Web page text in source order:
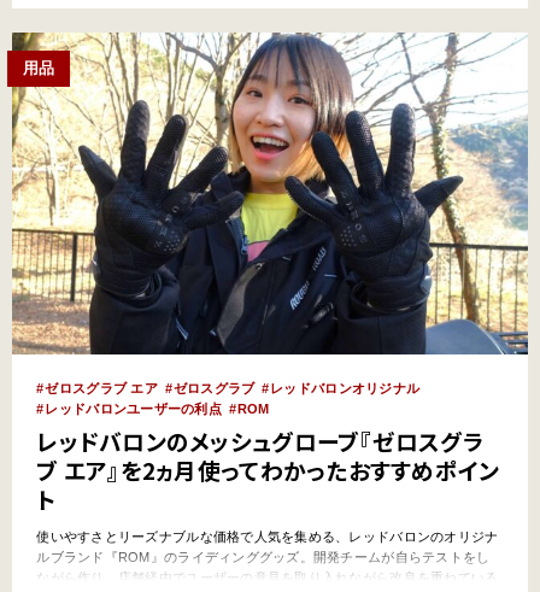
発売開始となったのでさっそく使ってみたぞ！ …
用品
ゼロスグラブ エア ゼロスグラブ
レッドバロンオリジナル
レッドバロンユーザーの利点
ROM
レッドバロンのメッシュグローブ『ゼロスグラ
ブ エア』を2ヵ月使ってわかったおすすめポイン
ト
使いやすさとリーズナブルな価格で人気を集める、レッドバロンのオリジナ
ルブランド『ROM』のライディンググッズ。開発チームが自らテストをし
ながら作り、店舗経由でユーザーの意見を取り入れながら改良を重ねている